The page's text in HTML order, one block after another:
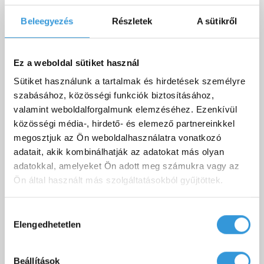
Beleegyezés Részletek A sütikről
Ez a weboldal sütiket használ
Sütiket használunk a tartalmak és hirdetések személyre
szabásához, közösségi funkciók biztosításához,
valamint weboldalforgalmunk elemzéséhez. Ezenkívül
közösségi média-, hirdető- és elemező partnereinkkel
megosztjuk az Ön weboldalhasználatra vonatkozó
adatait, akik kombinálhatják az adatokat más olyan
adatokkal, amelyeket Ön adott meg számukra vagy az
Ön által használt más szolgáltatásokból gyűjtöttek.
kiválasztása
Elengedhetetlen
Beállítások
76 900 Ft
Letölthető dokumentumok
Flexa vágható egyenes akril kád
műszaki rajz
Letöltés
Flexa vágható egyenes kád